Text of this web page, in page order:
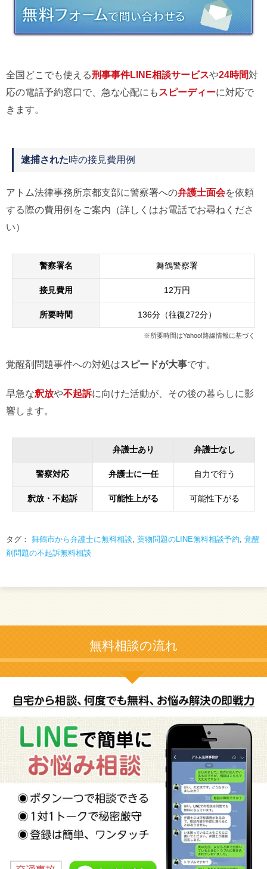
全国どこでも使える刑事事件LINE相談サービスや24時間対
応の電話予約窓口で、急な心配にも スピーディーに対応で
きます。
逮捕された時の接見費用例
アトム法律事務所京都支部に警察署への弁護士面会を依頼
する際の費用例をご案内（詳しくはお電話でお尋ねくださ
い）
警察署名 舞鶴警察署
接見費用 12万円
所要時間 136分（往復272分）
※所要時間はYahoo!路線情報に基づく
覚醒剤問題事件への対処はスピードが大事です。
早急な釈放や不起訴に向けた活動が、その後の暮らしに影
響します。
弁護士あり 弁護士なし
警察対応 弁護士に一任 自力で行う
釈放・不起訴 可能性上がる 可能性下がる
タグ： 舞鶴市から弁護士に無料相談, 薬物問題のLINE無料相談予約, 覚醒
剤問題の不起訴無料相談
無料相談の流れ